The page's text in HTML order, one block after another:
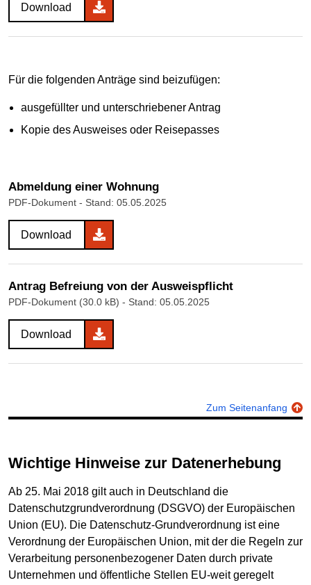
Download
Für die folgenden Anträge sind beizufügen:
ausgefüllter und unterschriebener Antrag
Kopie des Ausweises oder Reisepasses
Abmeldung einer Wohnung
PDF-Dokument - Stand: 05.05.2025
Download
Antrag Befreiung von der Ausweispflicht
PDF-Dokument (30.0 kB) - Stand: 05.05.2025
Download
Zum Seitenanfang
Wichtige Hinweise zur Datenerhebung
Ab 25. Mai 2018 gilt auch in Deutschland die
Datenschutzgrundverordnung (DSGVO) der Europäischen
Union (EU). Die Datenschutz-Grundverordnung ist eine
Verordnung der Europäischen Union, mit der die Regeln zur
Verarbeitung personenbezogener Daten durch private
Unternehmen und öffentliche Stellen EU-weit geregelt